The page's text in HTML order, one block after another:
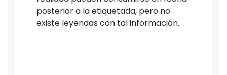
posterior a la etiquetada, pero no
existe leyendas con tal información.